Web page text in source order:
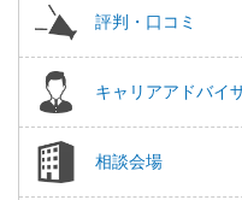
評判・口コミ
キャリアアドバイ
相談会場